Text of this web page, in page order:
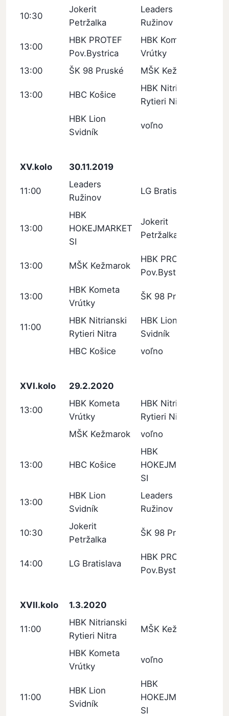
10:30
Jokerit
Petržalka
Leaders
Ružinov
13:00
HBK PROTEF
Pov.Bystrica
HBK Kometa
Vrútky
13:00
ŠK 98 Pruské MŠK Kežmarok
13:00 HBC Košice
HBK Nitrianski
Rytieri Nitra
HBK Lion
Svidník
voľno
XV.kolo 30.11.2019
11:00
Leaders
Ružinov
LG Bratislava
13:00
HBK
HOKEJMARKET
SI
Jokerit
Petržalka
13:00 MŠK Kežmarok
HBK PROTEF
Pov.Bystrica
13:00
HBK Kometa
Vrútky
ŠK 98 Pruské
11:00
HBK Nitrianski
Rytieri Nitra
HBK Lion
Svidník
HBC Košice
voľno
XVI.kolo 29.2.2020
13:00
HBK Kometa
Vrútky
HBK Nitrianski
Rytieri Nitra
MŠK Kežmarok
voľno
13:00 HBC Košice
HBK
HOKEJMARKET
SI
13:00
HBK Lion
Svidník
Leaders
Ružinov
10:30
Jokerit
Petržalka
ŠK 98 Pruské
14:00 LG Bratislava
HBK PROTEF
Pov.Bystrica
XVII.kolo 1.3.2020
11:00
HBK Nitrianski
Rytieri Nitra
MŠK Kežmarok
HBK Kometa
Vrútky
voľno
11:00
HBK Lion
Svidník
HBK
HOKEJMARKET
SI